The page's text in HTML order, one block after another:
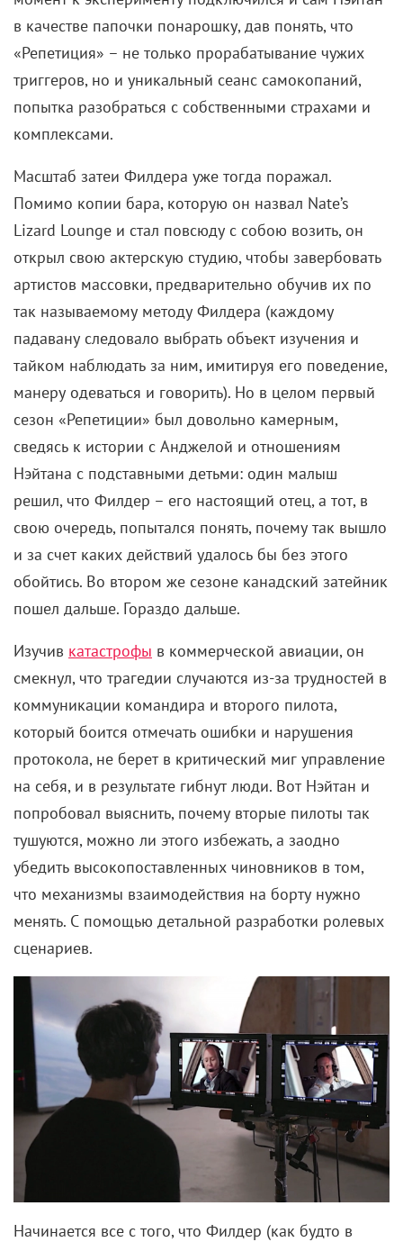
в качестве папочки понарошку, дав понять, что
«Репетиция» – не только прорабатывание чужих
триггеров, но и уникальный сеанс самокопаний,
попытка разобраться с собственными страхами и
комплексами.
Масштаб затеи Филдера уже тогда поражал.
Помимо копии бара, которую он назвал Nate’s
Lizard Lounge и стал повсюду с собою возить, он
открыл свою актерскую студию, чтобы завербовать
артистов массовки, предварительно обучив их по
так называемому методу Филдера (каждому
падавану следовало выбрать объект изучения и
тайком наблюдать за ним, имитируя его поведение,
манеру одеваться и говорить). Но в целом первый
сезон «Репетиции» был довольно камерным,
сведясь к истории с Анджелой и отношениям
Нэйтана с подставными детьми: один малыш
решил, что Филдер – его настоящий отец, а тот, в
свою очередь, попытался понять, почему так вышло
и за счет каких действий удалось бы без этого
обойтись. Во втором же сезоне канадский затейник
пошел дальше. Гораздо дальше.
Изучив катастрофы в коммерческой авиации, он
смекнул, что трагедии случаются из-за трудностей в
коммуникации командира и второго пилота,
который боится отмечать ошибки и нарушения
протокола, не берет в критический миг управление
на себя, и в результате гибнут люди. Вот Нэйтан и
попробовал выяснить, почему вторые пилоты так
тушуются, можно ли этого избежать, а заодно
убедить высокопоставленных чиновников в том,
что механизмы взаимодействия на борту нужно
менять. С помощью детальной разработки ролевых
сценариев.
Начинается все с того, что Филдер (как будто в